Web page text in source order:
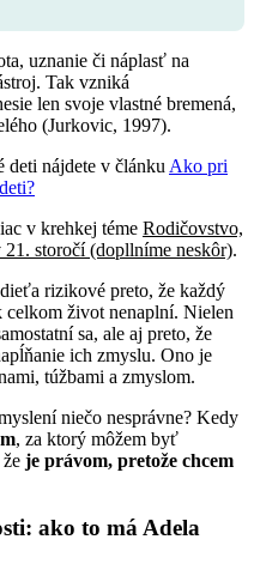
uznanie či náplasť na
Tak vzniká
len svoje vlastné bremená,
(Jurkovic, 1997).
deti nájdete v článku Ako pri
v krehkej téme Rodičovstvo,
storočí (dopllníme neskôr).
rizikové preto, že každý
život nenaplní. Nielen
sa, ale aj preto, že
ich zmyslu. Ono je
túžbami a zmyslom.
niečo nesprávne? Kedy
, za ktorý môžem byť
je právom, pretože chcem
ako to má Adela